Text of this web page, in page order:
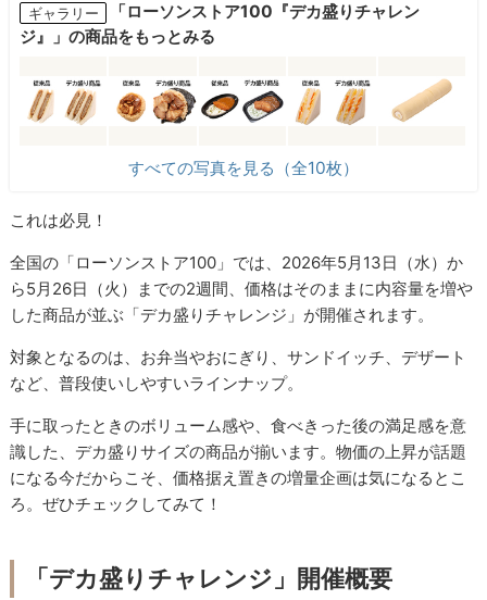
ギャラリー
「ローソンストア100『デカ盛りチャレン
ジ』」の商品をもっとみる
すべての写真を見る（全10枚）
これは必見！
全国の「ローソンストア100」では、2026年5月13日（水）か
ら5月26日（火）までの2週間、価格はそのままに内容量を増や
した商品が並ぶ「デカ盛りチャレンジ」が開催されます。
対象となるのは、お弁当やおにぎり、サンドイッチ、デザート
など、普段使いしやすいラインナップ。
手に取ったときのボリューム感や、食べきった後の満足感を意
識した、デカ盛りサイズの商品が揃います。物価の上昇が話題
になる今だからこそ、価格据え置きの増量企画は気になるとこ
ろ。ぜひチェックしてみて！
「デカ盛りチャレンジ」開催概要